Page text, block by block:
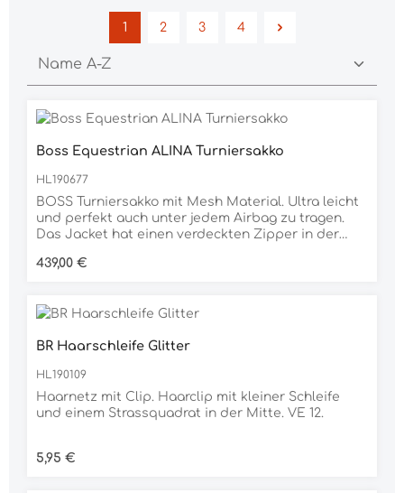
Seite
1
Seite
2
Seite
3
Seite
4
Boss Equestrian ALINA Turniersakko
HL190677
BOSS Turniersakko mit Mesh Material. Ultra leicht
und perfekt auch unter jedem Airbag zu tragen.
Das Jacket hat einen verdeckten Zipper in der
linken Oberarm ist ein Fake Leder Patch mit BOSS
atmungsaktiv- Sonnenschutz- 4 Wege-Stretch-
POLYAMID / 26% ELASTAN
Regulärer Preis:
439,00 €
BR Haarschleife Glitter
HL190109
Haarnetz mit Clip. Haarclip mit kleiner Schleife
und einem Strassquadrat in der Mitte. VE 12.
Regulärer Preis:
5,95 €